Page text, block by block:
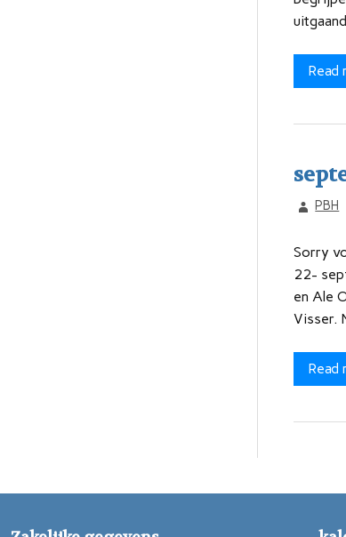
Read
PBH
Sorry
22-
en Ale
Visser.
Read